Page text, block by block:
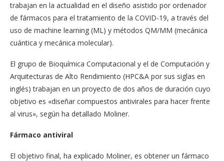
trabajan en la actualidad en el diseño asistido por ordenador
de fármacos para el tratamiento de la COVID-19, a través del
uso de machine learning (ML) y métodos QM/MM (mecánica
cuántica y mecánica molecular).
El grupo de Bioquímica Computacional y el de Computación y
Arquitecturas de Alto Rendimiento (HPC&A por sus siglas en
inglés) trabajan en un proyecto de dos años de duración cuyo
objetivo es «diseñar compuestos antivirales para hacer frente
al virus», según ha detallado Moliner.
Fármaco antiviral
El objetivo final, ha explicado Moliner, es obtener un fármaco